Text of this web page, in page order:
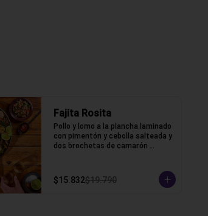
Fajita Rosita
Pollo y lomo a la plancha laminado
con pimentón y cebolla salteada y
dos brochetas de camarón
tortillas de harina de trigo.
$15.832$19.790